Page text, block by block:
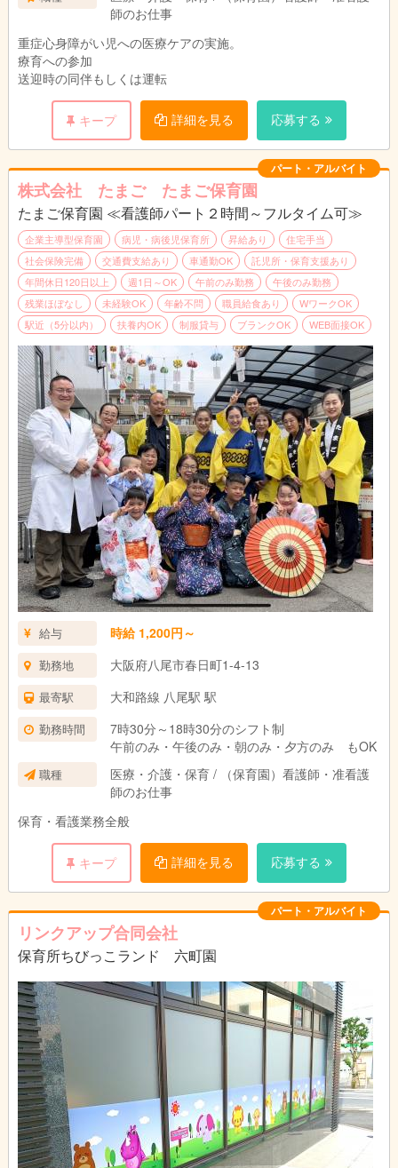
師のお仕事
重症心身障がい児への医療ケアの実施。
療育への参加
送迎時の同伴もしくは運転
キープ 詳細を見る 応募する
パート・アルバイト
株式会社 たまご たまご保育園
たまご保育園 ≪看護師パート２時間～フルタイム可≫
企業主導型保育園 病児・病後児保育所 昇給あり
住宅手当
社会保険完備
交通費支給あり 車通勤OK
託児所・保育支援あり
年間休日120日以上
週1日～OK 午前のみ勤務
午後のみ勤務
残業ほぼなし
未経験OK 年齢不問 職員給食あり
WワークOK
駅近（5分以内）
扶養内OK 制服貸与 ブランクOK WEB面接OK
給与 時給 1,200円～
勤務地 大阪府八尾市春日町1-4-13
最寄駅 大和路線 八尾駅 駅
勤務時間
7時30分～18時30分のシフト制
午前のみ・午後のみ・朝のみ・夕方のみ もOK
職種
医療・介護・保育 / （保育園）看護師・准看護
師のお仕事
保育・看護業務全般
キープ 詳細を見る 応募する
パート・アルバイト
リンクアップ合同会社
保育所ちびっこランド 六町園